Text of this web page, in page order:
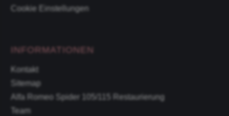
Cookie Einstellungen
INFORMATIONEN
Kontakt
Sitemap
Alfa Romeo Spider 105/115 Restaurierung
Team